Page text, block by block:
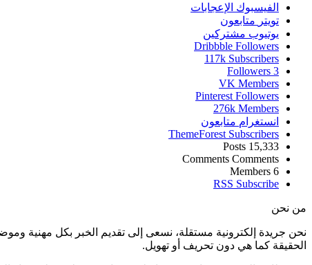
الفيسبوك الإعجابات
تويتر متابعون
يوتيوب مشتركين
Dribbble Followers
117k Subscribers
3
Followers
VK Members
Pinterest Followers
276k Members
انستغرام متابعون
ThemeForest Subscribers
15,333
Posts
Comments Comments
6
Members
RSS Subscribe
من نحن
نحن جريدة إلكترونية مستقلة، نسعى إلى تقديم الخبر بكل مهنية
الحقيقة كما هي دون تحريف أو تهويل.